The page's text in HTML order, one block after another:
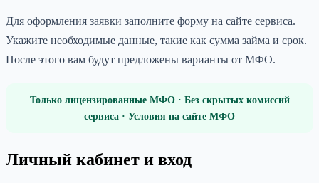
Для оформления заявки заполните форму на сайте сервиса.
Укажите необходимые данные, такие как сумма займа и срок.
После этого вам будут предложены варианты от МФО.
Только лицензированные МФО · Без скрытых комиссий
сервиса · Условия на сайте МФО
Личный кабинет и вход